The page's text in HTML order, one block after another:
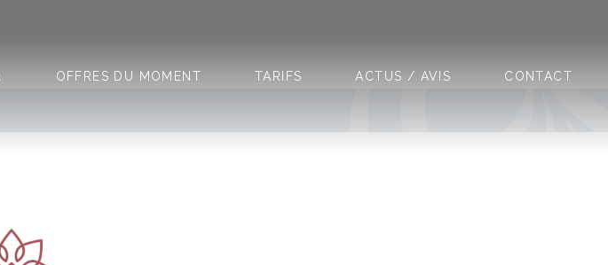
OFFRES DU MOMENT TARIFS ACTUS / AVIS CONTACT